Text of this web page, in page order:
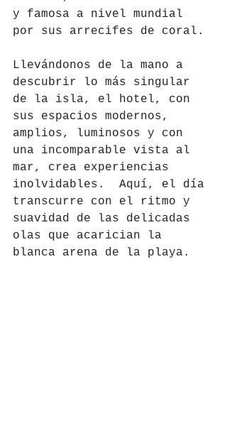
y famosa a nivel mundial
por sus arrecifes de coral.
Llevándonos de la mano a
descubrir lo más singular
de la isla, el hotel, con
sus espacios modernos,
amplios, luminosos y con
una incomparable vista al
mar, crea experiencias
inolvidables.  Aquí, el día
transcurre con el ritmo y
suavidad de las delicadas
olas que acarician la
blanca arena de la playa.